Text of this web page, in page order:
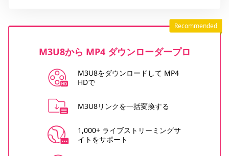
M3U8から MP4 ダウンローダープロ
M3U8をダウンロードして MP4
HDで
M3U8リンクを一括変換する
1,000+ ライブストリーミングサ
イトをサポート